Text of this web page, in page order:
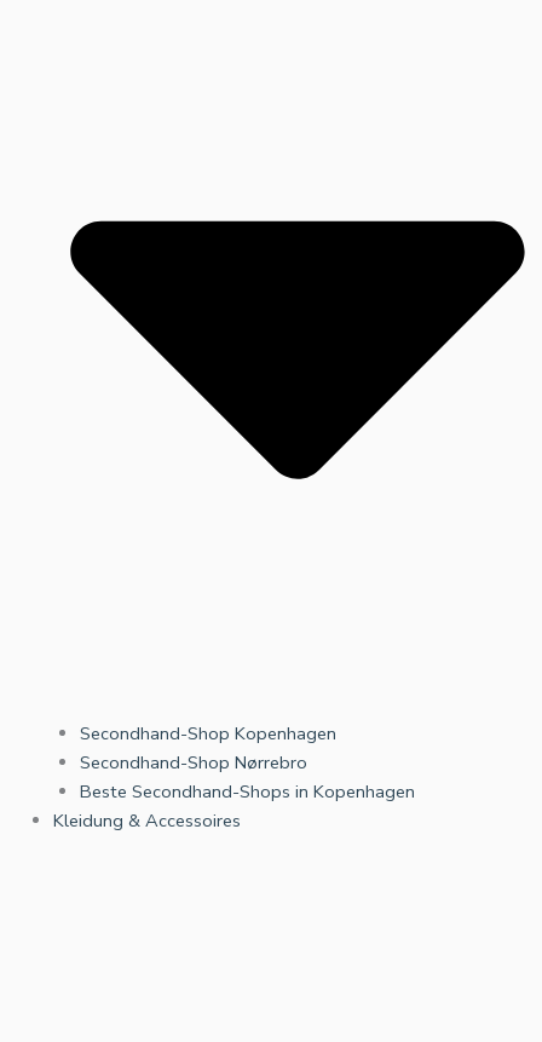
Secondhand-Shop Kopenhagen
Secondhand-Shop Nørrebro
Beste Secondhand-Shops in Kopenhagen
Kleidung & Accessoires